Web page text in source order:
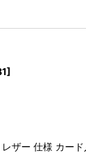
]
ザー 仕様 カ